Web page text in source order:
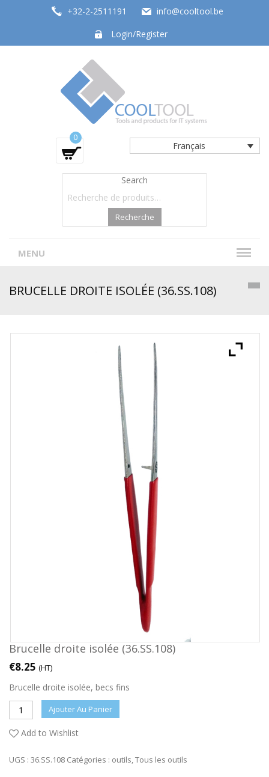
+32-2-2511191
info@cooltool.be
Login/Register
Tools and products for office systems
Français
0
Search
Recherche
MENU
BRUCELLE DROITE ISOLÉE (36.SS.108)
Brucelle droite isolée (36.SS.108)
€8.25 (HT)
Brucelle droite isolée, becs fins
Ajouter Au Panier
Add to Wishlist
UGS : 36.SS.108 Catégories : outils,Tous les outils